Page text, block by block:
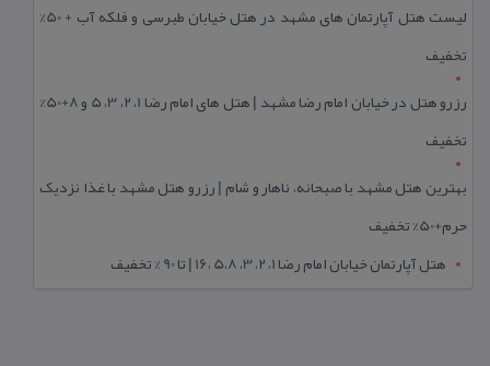
لیست هتل آپارتمان های مشهد در هتل خیابان طبرسی و فلکه آب + 50%
تخفیف
رزرو هتل در خیابان امام رضا مشهد | هتل‌ های امام رضا 1، 2، 3، 5 و 8+50%
تخفیف
بهترین هتل مشهد با صبحانه، ناهار و شام | رزرو هتل مشهد با غذا نزدیک
حرم+50% تخفیف
هتل آپارتمان خیابان امام رضا 1، 2، 3، 5،8 ،16 | تا 90 % تخفیف